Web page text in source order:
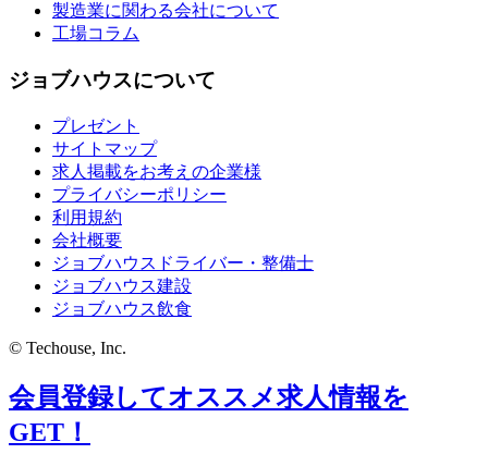
製造業に関わる会社について
工場コラム
ジョブハウスについて
プレゼント
サイトマップ
求人掲載をお考えの企業様
プライバシーポリシー
利用規約
会社概要
ジョブハウスドライバー・整備士
ジョブハウス建設
ジョブハウス飲食
© Techouse, Inc.
会員登録してオススメ求人情報を
GET！